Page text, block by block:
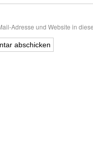
Adresse und Website in